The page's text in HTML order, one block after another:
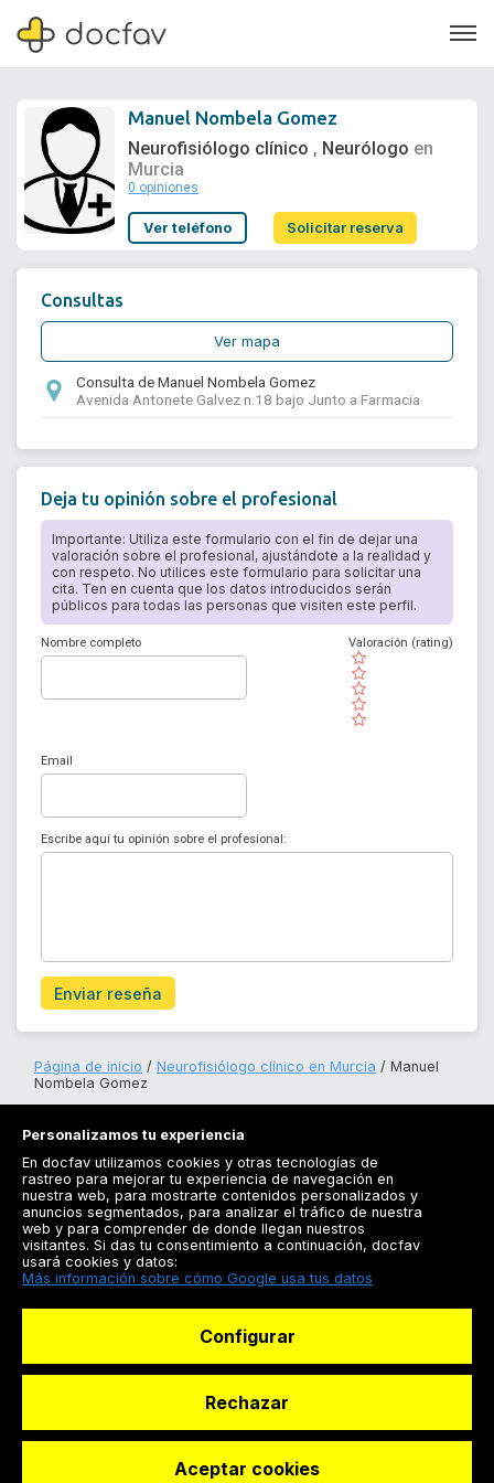
Quiénes somos
Manuel Nombela Gomez
Neurofisiólogo clínico , Neurólogo en
Murcia
0 opiniones
Ver teléfono Solicitar reserva
Consultas
Ver mapa
Consulta de Manuel Nombela Gomez
Avenida Antonete Galvez n.18 bajo Junto a Farmacia
Deja tu opinión sobre el profesional
Importante: Utiliza este formulario con el fin de dejar una
valoración sobre el profesional, ajustándote a la realidad y
con respeto. No utilices este formulario para solicitar una
cita. Ten en cuenta que los datos introducidos serán
públicos para todas las personas que visiten este perfil.
Nombre completo
( )
( )
( )
( )
( )
Valoración (rating)
Email
Escribe aquí tu opinión sobre el profesional:
Enviar reseña
Página de inicio Neurofisiólogo clínico en Murcia
Manuel
Nombela Gomez
Registrarse
Docfav
© Dashboard Technologies S.L
Personalizamos tu experiencia
En docfav utilizamos cookies y otras tecnologías de
rastreo para mejorar tu experiencia de navegación en
nuestra web, para mostrarte contenidos personalizados y
anuncios segmentados, para analizar el tráfico de nuestra
web y para comprender de donde llegan nuestros
visitantes. Si das tu consentimiento a continuación, docfav
usará cookies y datos:
Más información sobre cómo Google usa tus datos
Configurar
Rechazar
Aceptar cookies